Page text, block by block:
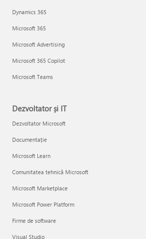
Dynamics 365
Microsoft 365
Microsoft Advertising
Microsoft 365 Copilot
Microsoft Teams
Dezvoltator și IT
Dezvoltator Microsoft
Documentație
Microsoft Learn
Comunitatea tehnică Microsoft
Microsoft Marketplace
Microsoft Power Platform
Firme de software
Visual Studio